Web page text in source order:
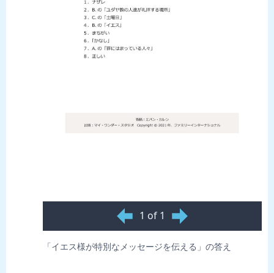
1 of 1
「イエス様が特別なメッセージを伝える」の答え